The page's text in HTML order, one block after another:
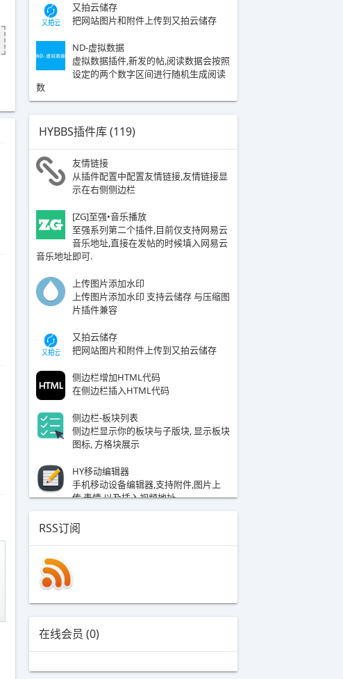
又拍云储存
把网站图片和附件上传到又拍云储存
ND-虚拟数据
虚拟数据插件,新发的帖,阅读数据会按照
设定的两个数字区间进行随机生成阅读
数
HYBBS插件库 (119)
友情链接
从插件配置中配置友情链接,友情链接显
示在右侧侧边栏
[ZG]至强•音乐播放
至强系列第二个插件,目前仅支持网易云
音乐地址,直接在发帖的时候填入网易云
音乐地址即可.
上传图片添加水印
上传图片添加水印 支持云储存 与压缩图
片插件兼容
又拍云储存
把网站图片和附件上传到又拍云储存
侧边栏增加HTML代码
在侧边栏插入HTML代码
侧边栏-板块列表
侧边栏显示你的板块与子版块, 显示板块
图标, 方格块展示
HY移动编辑器
手机移动设备编辑器,支持附件,图片上
传,表情,以及插入视频地址
压缩上传图片
压缩上传图片, 支持云储存, 多图上传, 兼
生成一个随机的二维码，通过手机扫一
会进入后台帖子回收站，需要管理员再
RSS订阅
在线会员 (0)